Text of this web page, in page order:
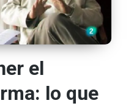
el
lo que